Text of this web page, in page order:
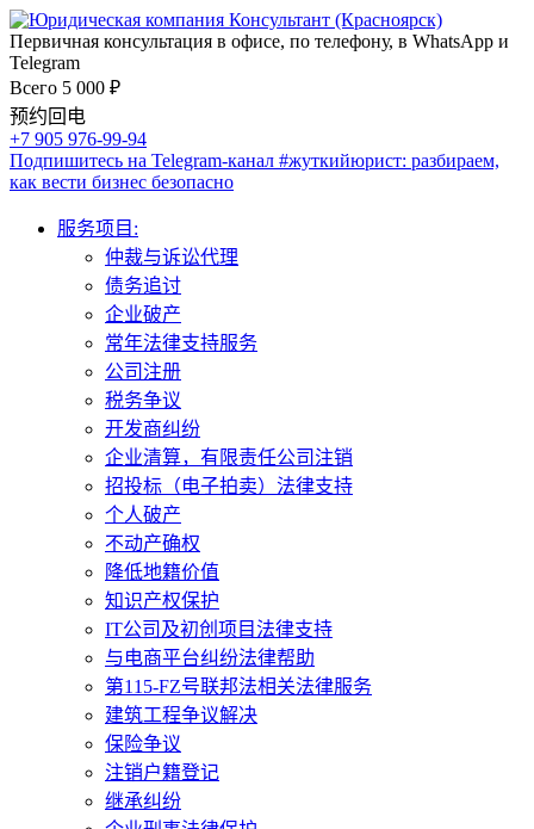
Первичная консультация в офисе, по телефону, в WhatsApp и
Telegram
Всего 5 000 ₽
预约回电
+7 905 976-99-94
Подпишитесь на Telegram-канал #жуткийюрист: разбираем,
как вести бизнес безопасно
服务项目:
仲裁与诉讼代理
债务追讨
企业破产
常年法律支持服务
公司注册
税务争议
开发商纠纷
企业清算，有限责任公司注销
招投标（电子拍卖）法律支持
个人破产
不动产确权
降低地籍价值
知识产权保护
IT公司及初创项目法律支持
与电商平台纠纷法律帮助
第115-FZ号联邦法相关法律服务
建筑工程争议解决
保险争议
注销户籍登记
继承纠纷